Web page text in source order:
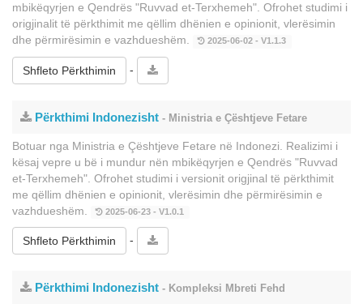
mbikëqyrjen e Qendrës "Ruvvad et-Terxhemeh". Ofrohet studimi i
origjinalit të përkthimit me qëllim dhënien e opinionit, vlerësimin
dhe përmirësimin e vazhdueshëm.
2025-06-02 - V1.1.3
Shfleto Përkthimin -
Përkthimi Indonezisht - Ministria e Çështjeve Fetare
Botuar nga Ministria e Çështjeve Fetare në Indonezi. Realizimi i
kësaj vepre u bë i mundur nën mbikëqyrjen e Qendrës "Ruvvad
et-Terxhemeh". Ofrohet studimi i versionit origjinal të përkthimit
me qëllim dhënien e opinionit, vlerësimin dhe përmirësimin e
vazhdueshëm.
2025-06-23 - V1.0.1
Shfleto Përkthimin -
Përkthimi Indonezisht - Kompleksi Mbreti Fehd